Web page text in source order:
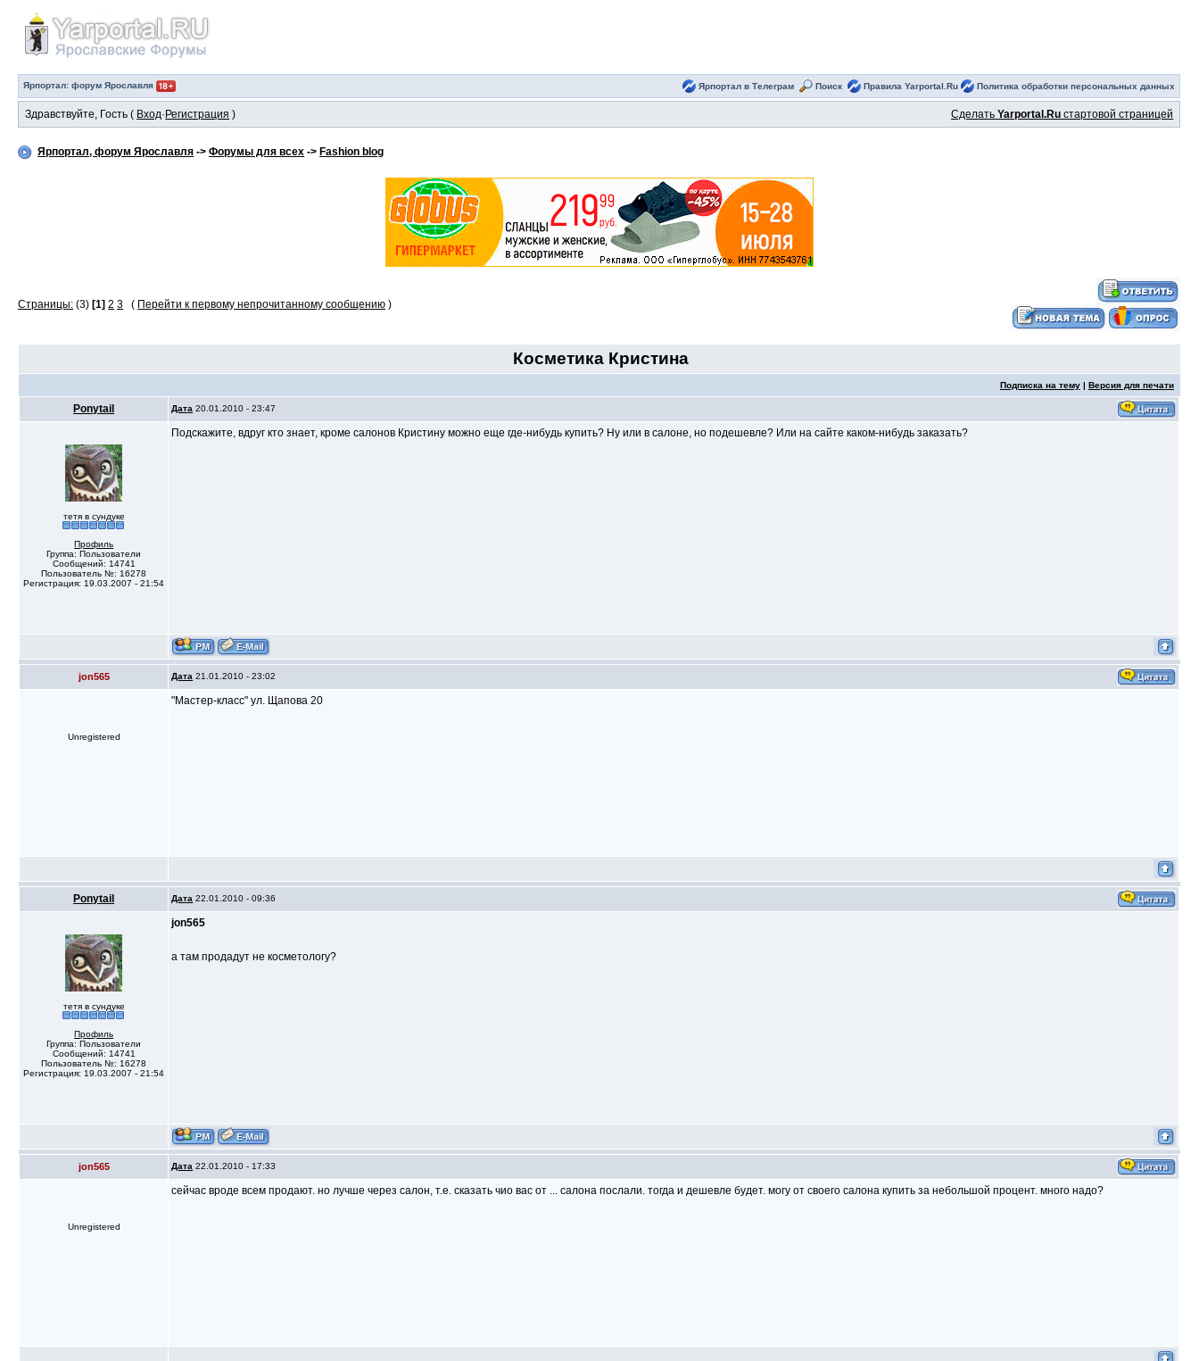
Ярпортал: форум Ярославля Ярпортал в Телеграм Поиск Правила Yarportal.Ru Политика обработки персональных данных
Здравствуйте, Гость ( Вход· Регистрация ) СделатьYarportal.Ru стартовой страницей
Ярпортал, форум Ярославля ->Форумы для всех -> Fashion blog
Страницы: (3) [1] 2 3 ( Перейти к первому непрочитанному сообщению )
Косметика Кристина
Подписка на тему| Версия для печати
Ponytail Дата 20.01.2010 - 23:47
тетя в сундуке
Профиль
Группа: Пользователи
Сообщений: 14741
Пользователь №: 16278
Регистрация: 19.03.2007 - 21:54
Подскажите, вдруг кто знает, кроме салонов Кристину можно еще где-нибудь купить? Ну или в салоне, но подешевле? Или на сайте каком-нибудь заказать?
jon565 Дата 21.01.2010 - 23:02
Unregistered
"Мастер-класс" ул. Щапова 20
Ponytail Дата 22.01.2010 - 09:36
тетя в сундуке
Профиль
Группа: Пользователи
Сообщений: 14741
Пользователь №: 16278
Регистрация: 19.03.2007 - 21:54
jon565
а там продадут не косметологу?
jon565 Дата 22.01.2010 - 17:33
Unregistered
сейчас вроде всем продают. но лучше через салон, т.е. сказать чио вас от ... салона послали. тогда и дешевле будет. могу от своего салона купить за небольшой процент. много надо?